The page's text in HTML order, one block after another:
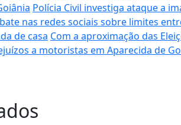
Polícia Civil investiga ataque a
nas redes sociais sobre limites
de casa Com a aproximação das
a motoristas em Aparecida de